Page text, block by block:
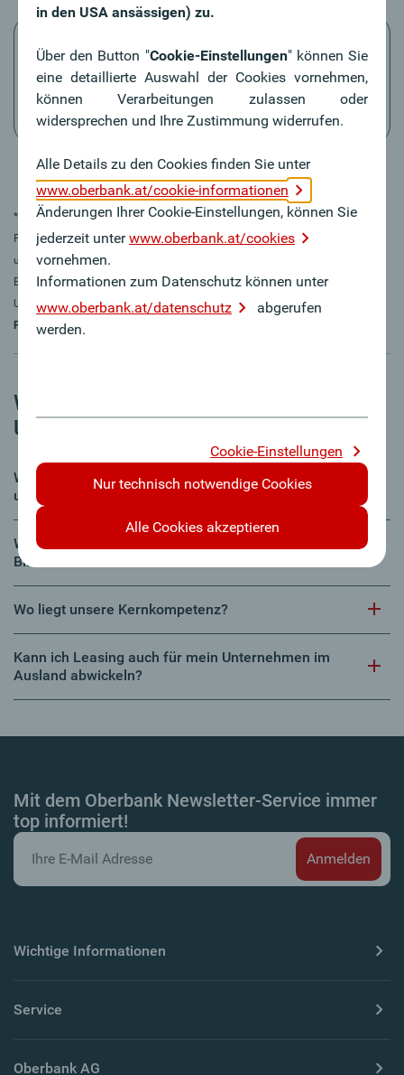
Faire bonitätsorientierte Leasingraten
* In Kooperation mit der Oberbank Kfz-Leasing GmbH.
Finanzierungsentscheidung innerhalb 1 Stunde bei positiver Bonitätsprüfung
und Vorliegen relevanter Unterlagen (Selbstauskunft,
Einkommensnachweis/Bilanz, Daten des zu finanzierenden Autos). Gilt für
Unternehmen, Selbständige und freie Berufe.Gilt für Kfz bis 3,5 t und eine
Finanzierungssumme von netto maximal € 100.000,–.
Wissenswertes zum Kfz-Leasing für
Unternehmen
Welche Voraussetzungen müssen erfüllt werden,
um diese Vorteile zu lukrieren?
Welche Auswirkungen hat Leasing auf meine
Bilanz?
Wo liegt unsere Kernkompetenz?
Kann ich Leasing auch für mein Unternehmen im
Ausland abwickeln?
Mit dem Oberbank Newsletter-Service immer
top informiert!
in den USA ansässigen) zu.
Über den Button "Cookie-Einstellungen" können Sie
eine detaillierte Auswahl der Cookies vornehmen,
können Verarbeitungen zulassen oder
widersprechen und Ihre Zustimmung widerrufen.
Alle Details zu den Cookies finden Sie unter
www.oberbank.at/cookie-informationen
Änderungen Ihrer Cookie-Einstellungen, können Sie
jederzeit unterwww.oberbank.at/cookies
vornehmen.
Informationen zum Datenschutz können unter
www.oberbank.at/datenschutz
abgerufen
werden.
Cookie-Einstellungen
Nur technisch notwendige Cookies
Alle Cookies akzeptieren
Wichtige Informationen
Service
Oberbank AG